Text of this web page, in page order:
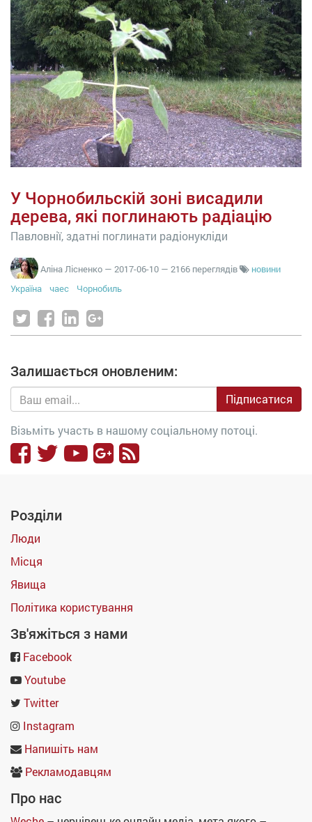
У Чорнобильскій зоні висадили
дерева, які поглинають радіацію
Павловнії, здатні поглинати радіонукліди
Аліна Лісненко — 2017-06-10 — 2166 переглядів
новини
Україна
чаес Чорнобиль
Залишається оновленим:
Підписатися
Візьміть участь в нашому соціальному потоці.
Розділи
Люди
Місця
Явища
Політика користування
Зв'яжіться з нами
Facebook
Youtube
Twitter
Instagram
Напишіть нам
Рекламодавцям
Про нас